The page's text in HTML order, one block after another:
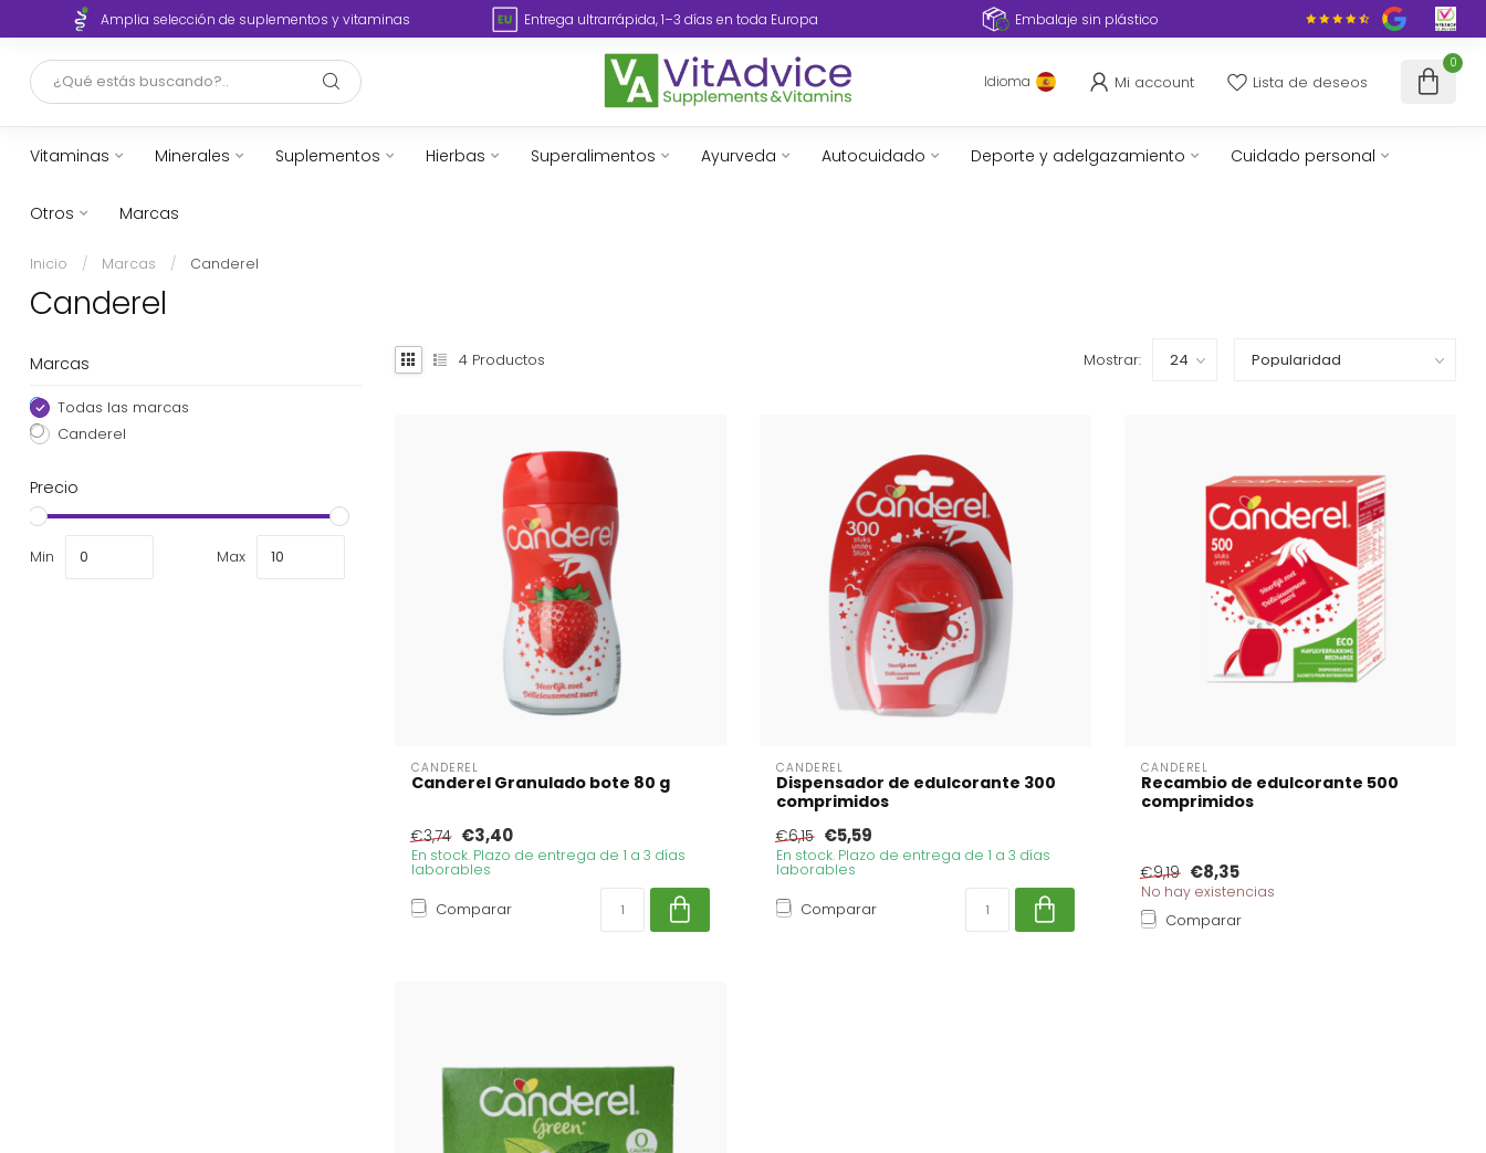
Amplia selección de suplementos y vitaminas Entrega ultrarrápida, 1–3 días en toda Europa Embalaje sin plástico
Idioma Mi account Lista de deseos
0
Vitaminas Minerales Suplementos Hierbas Superalimentos Ayurveda Autocuidado Deporte y adelgazamiento Cuidado personal
Otros Marcas
Inicio / Marcas / Canderel
Canderel
Marcas
Todas las marcas
Canderel
Precio
Min Max
4 Productos Mostrar:
CANDEREL
Canderel Granulado bote 80 g
€3,74 €3,40
En stock. Plazo de entrega de 1 a 3 días
laborables
Comparar
CANDEREL
Dispensador de edulcorante 300
comprimidos
€6,15 €5,59
En stock. Plazo de entrega de 1 a 3 días
laborables
Comparar
CANDEREL
Recambio de edulcorante 500
comprimidos
€9,19 €8,35
No hay existencias
Comparar